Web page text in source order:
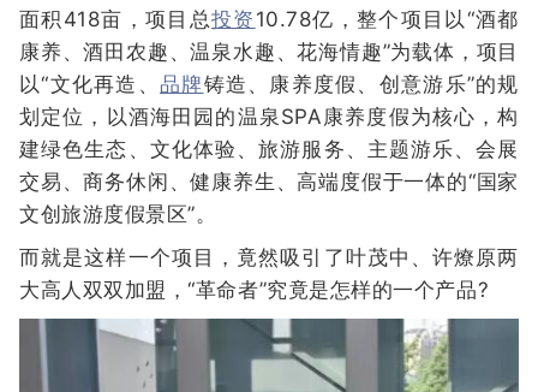
面积418亩，项目总投资 10.78亿，整个项目以“酒都
康养、酒田农趣、温泉水趣、花海情趣”为载体，项目
以“文化再造、 品牌铸造、康养度假、创意游乐”的规
划定位，以酒海田园的温泉SPA康养度假为核心，构
建绿色生态、文化体验、旅游服务、主题游乐、会展
交易、商务休闲、健康养生、高端度假于一体的“国家
文创旅游度假景区”。
而就是这样一个项目，竟然吸引了叶茂中、许燎原两
大高人双双加盟，“革命者”究竟是怎样的一个产品?